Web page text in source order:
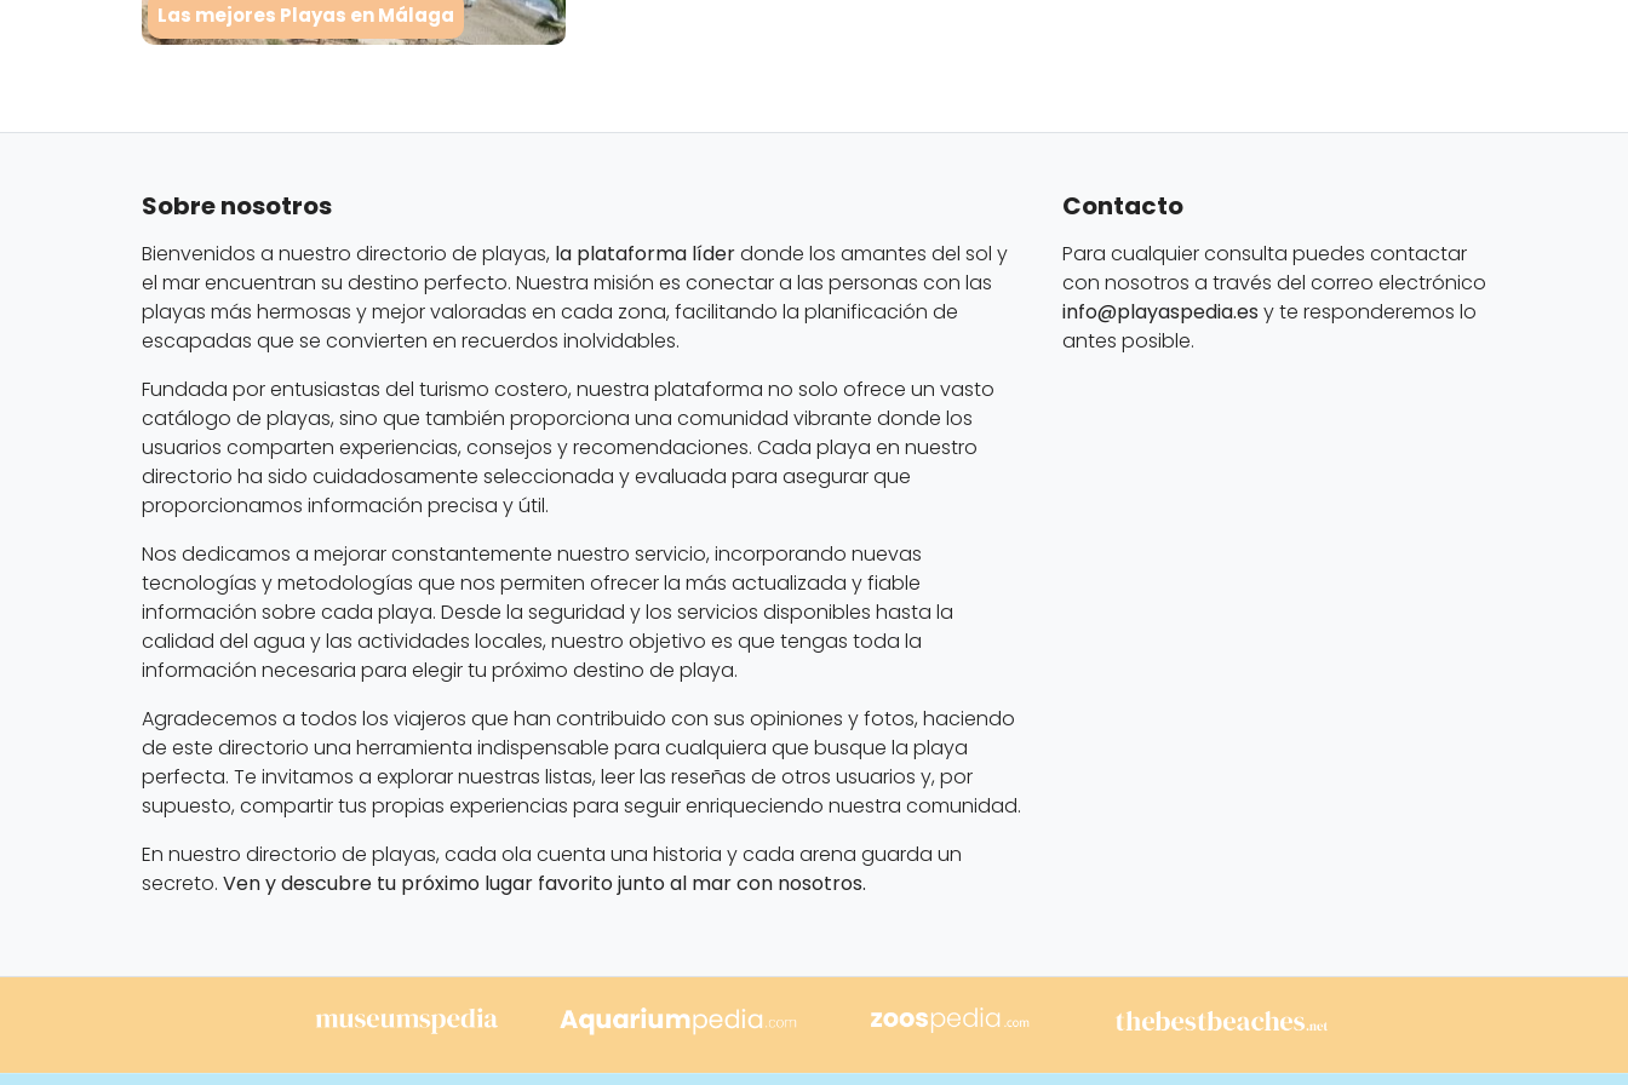
Las mejores Playas en Málaga
Sobre nosotros
Bienvenidos a nuestro directorio de playas, la plataforma líderdonde los amantes del sol y
el mar encuentran su destino perfecto. Nuestra misión es conectar a las personas con las
playas más hermosas y mejor valoradas en cada zona, facilitando la planificación de
escapadas que se convierten en recuerdos inolvidables.
Fundada por entusiastas del turismo costero, nuestra plataforma no solo ofrece un vasto
catálogo de playas, sino que también proporciona una comunidad vibrante donde los
usuarios comparten experiencias, consejos y recomendaciones. Cada playa en nuestro
directorio ha sido cuidadosamente seleccionada y evaluada para asegurar que
proporcionamos información precisa y útil.
Nos dedicamos a mejorar constantemente nuestro servicio, incorporando nuevas
tecnologías y metodologías que nos permiten ofrecer la más actualizada y fiable
información sobre cada playa. Desde la seguridad y los servicios disponibles hasta la
calidad del agua y las actividades locales, nuestro objetivo es que tengas toda la
información necesaria para elegir tu próximo destino de playa.
Agradecemos a todos los viajeros que han contribuido con sus opiniones y fotos, haciendo
de este directorio una herramienta indispensable para cualquiera que busque la playa
perfecta. Te invitamos a explorar nuestras listas, leer las reseñas de otros usuarios y, por
supuesto, compartir tus propias experiencias para seguir enriqueciendo nuestra comunidad.
En nuestro directorio de playas, cada ola cuenta una historia y cada arena guarda un
secreto. Ven y descubre tu próximo lugar favorito junto al mar con nosotros.
Contacto
Para cualquier consulta puedes contactar
con nosotros a través del correo electrónico
info@playaspedia.es y te responderemos lo
antes posible.